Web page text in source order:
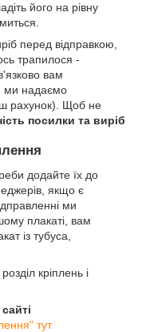
його на рівну
перед відправкою,
трапилося -
вам
ми надаємо
рахунок). Щоб не
посилки та виріб
додайте їх до
якщо є
ми
плакаті, вам
із тубуса,
кріплень і
тут